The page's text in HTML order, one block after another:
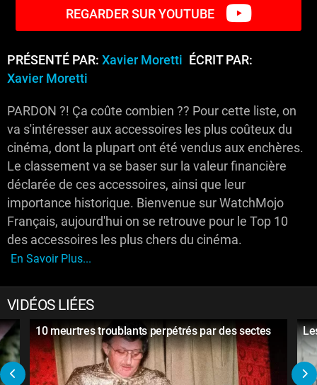
REGARDER SUR YOUTUBE
PRÉSENTÉ PAR: Xavier Moretti
ÉCRIT PAR:
Xavier Moretti
PARDON ?! Ça coûte combien ?? Pour cette liste, on
va s'intéresser aux accessoires les plus coûteux du
cinéma, dont la plupart ont été vendus aux enchères.
Le classement va se baser sur la valeur financière
déclarée de ces accessoires, ainsi que leur
importance historique. Bienvenue sur WatchMojo
Français, aujourd'hui on se retrouve pour le Top 10
des accessoires les plus chers du cinéma.
En Savoir Plus...
VIDÉOS LIÉES
10 meurtres troublants perpétrés par des sectes